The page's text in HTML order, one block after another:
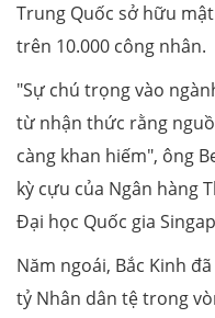
Trung Quốc sở hữu
trên 10.000 công nhân.
"Sự chú trọng vào
từ nhận thức rằng
càng khan hiếm", ông
kỳ cựu của Ngân hàng
Đại học Quốc gia
Năm ngoái, Bắc Kinh
tỷ Nhân dân tệ trong